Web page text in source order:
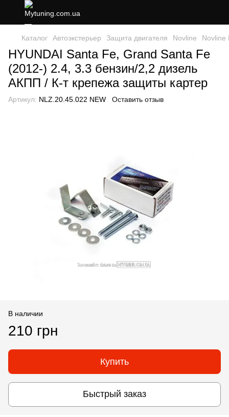
Каталог Автоэкстерьер Защита двигателя Novline Novline
HYUNDAI Santa Fe, Grand Santa Fe
(2012-) 2.4, 3.3 бензин/2,2 дизель
АКПП / К-т крепежа защиты картер
Артикул: NLZ.20.45.022 NEW Оставить отзыв
В наличии
210 грн
Купить
Быстрый заказ